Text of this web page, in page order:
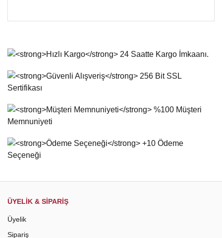
Bu ürünün fiyat bilgisi, resim, ürün açıklamalarında ve diğer
Görüş ve önerileriniz için teşekkür ederiz.
Ürün resmi kalitesiz, bozuk veya görüntülenemiyor.
Ürün açıklamasında eksik bilgiler bulunuyor.
Ürün fiyatı diğer sitelerden daha pahalı.
ÜYELİK & SİPARİŞ
Üyelik
Sipariş